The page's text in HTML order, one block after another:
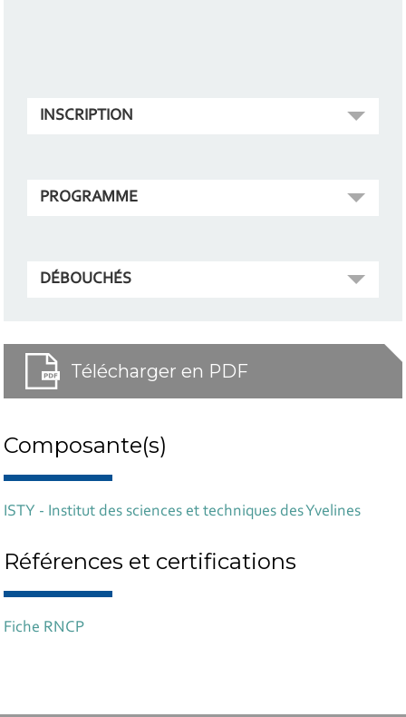
INSCRIPTION
PROGRAMME
DÉBOUCHÉS
Télécharger en PDF
Composante(s)
ISTY - Institut des sciences et techniques des Yvelines
Références et certifications
Fiche RNCP